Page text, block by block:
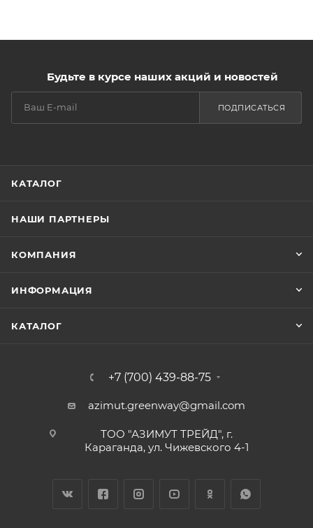
Будьте в курсе наших акций и новостей
ПОДПИСАТЬСЯ
КАТАЛОГ
НАШИ ПАРТНЕРЫ
КОМПАНИЯ
ИНФОРМАЦИЯ
КАТАЛОГ
+7 (700) 439-88-75
azimut.greenway@gmail.com
ТОО "АЗИМУТ ТРЕЙД", г.
Караганда, ул. Чижевского 4-1